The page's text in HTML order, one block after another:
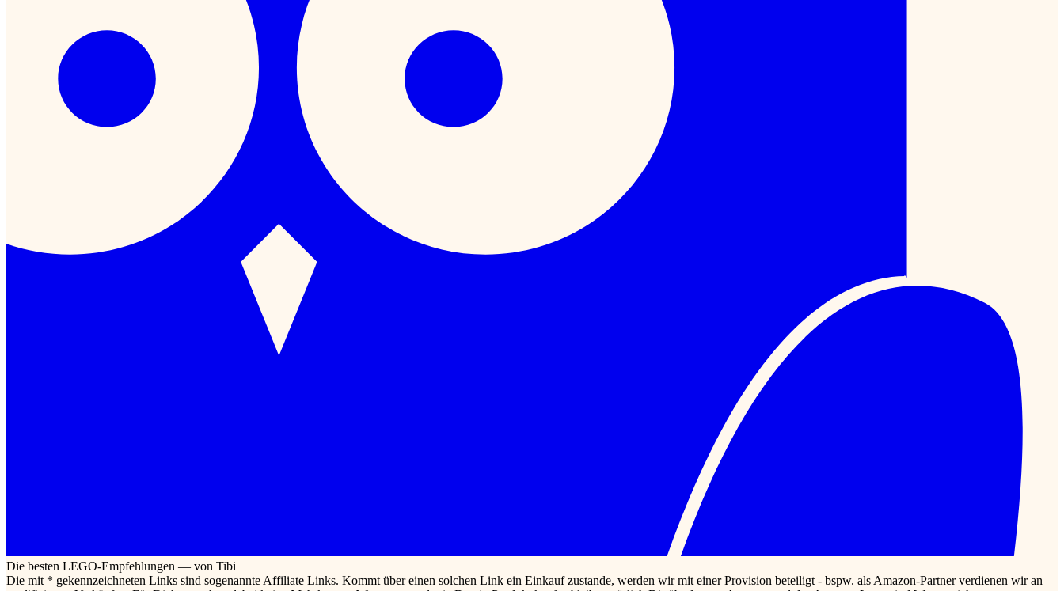
Die besten LEGO-Empfehlungen — von Tibi
Die mit * gekennzeichneten Links sind sogenannte Affiliate Links. Kommt über einen solchen Link ein Einkauf zustande, werden wir mit einer Provision beteiligt - bspw. als Amazon-Partner verdienen wir an